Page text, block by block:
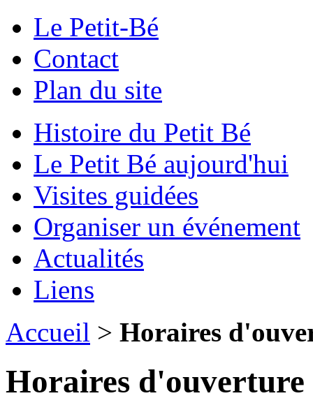
Le Petit-Bé
Contact
Plan du site
Histoire du Petit Bé
Le Petit Bé aujourd'hui
Visites guidées
Organiser un événement
Actualités
Liens
Accueil > Horaires
Horaires d'ouverture